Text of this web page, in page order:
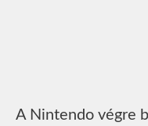
A Nintendo végre